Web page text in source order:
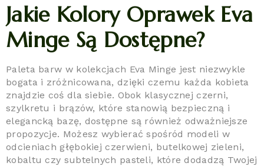
Jakie Kolory Oprawek Eva
Minge Są Dostępne?
Paleta barw w kolekcjach Eva Minge jest niezwykle
bogata i zróżnicowana, dzięki czemu każda kobieta
znajdzie coś dla siebie. Obok klasycznej czerni,
szylkretu i brązów, które stanowią bezpieczną i
elegancką bazę, dostępne są również odważniejsze
propozycje. Możesz wybierać spośród modeli w
odcieniach głębokiej czerwieni, butelkowej zieleni,
kobaltu czy subtelnych pasteli, które dodadzą Twojej